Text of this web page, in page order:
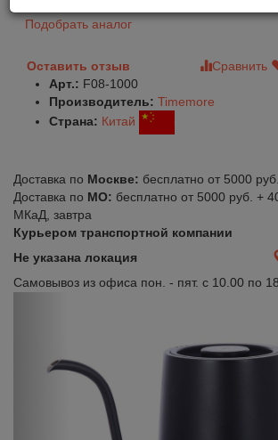
Подобрать аналог
Оставить отзыв Сравнить
Арт.: F08-1000
Производитель: Timemore
Страна: Китай
Доставка по Москве: бесплатно от 5000
Доставка по МО: бесплатно от 5000 руб. +
МКаД, завтра
Курьером транспортной компании
Не указана локация
Самовывоз из офиса пон. - пят. с 10.00 по